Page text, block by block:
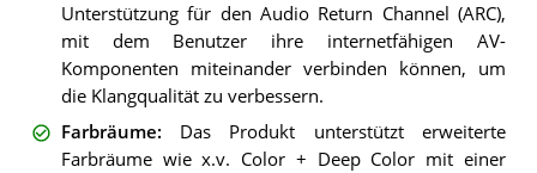
Unterstützung für den Audio Return Channel (ARC),
mit dem Benutzer ihre internetfähigen AV-
Komponenten miteinander verbinden können, um
die Klangqualität zu verbessern.
Farbräume: Das Produkt unterstützt erweiterte
Farbräume wie x.v. Color + Deep Color mit einer